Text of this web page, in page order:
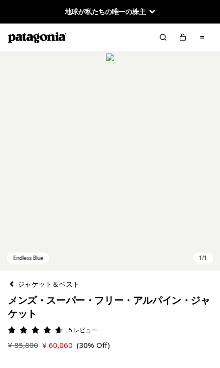
地球が私たちの唯一の株主
ジャケット＆ベスト
メンズ・スーパー・フリー・アルパイン・ジャ
ケット
評価: 4.6 / 5
5 レビュー
¥ 85,800 ¥ 60,060 (30% Off)